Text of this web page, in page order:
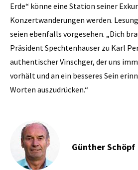
Erde“ könne eine Station seiner
Konzertwanderungen werden.
seien ebenfalls vorgesehen. „Dich
Präsident Spechtenhauser zu Karl
authentischer Vinschger, der uns
vorhält und an ein besseres Sein
Worten auszudrücken.“
Günther Schöpf